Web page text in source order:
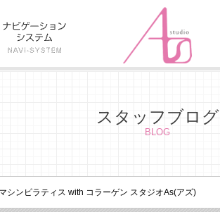
スタッフブログ
BLOG
シンピラティス with コラーゲン スタジオAs(アズ)